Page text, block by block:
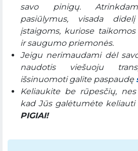
savo pinigų.
pasiūlymus, visada
įstaigoms, kuriose
ir saugumo priemonės.
Jeigu nerimaudami dėl
naudotis viešuoju
išsinuomoti galite paspaudę
Keliaukite be rūpesčių,
kad Jūs galėtumėte
PIGIAI!